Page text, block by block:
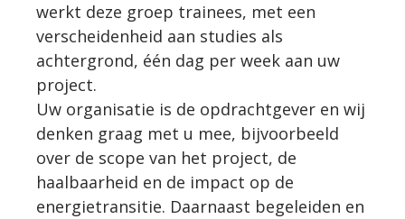
werkt deze groep trainees, met een
verscheidenheid aan studies als
achtergrond, één dag per week aan uw
project.
Uw organisatie is de opdrachtgever en wij
denken graag met u mee, bijvoorbeeld
over de scope van het project, de
haalbaarheid en de impact op de
energietransitie. Daarnaast begeleiden en